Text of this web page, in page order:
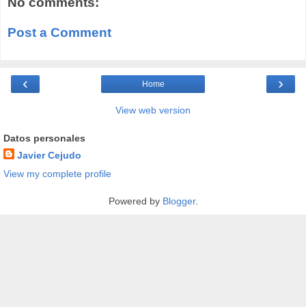
Post a Comment
‹ ›
Home
View web version
Datos personales
Javier Cejudo
View my complete profile
Powered by Blogger.